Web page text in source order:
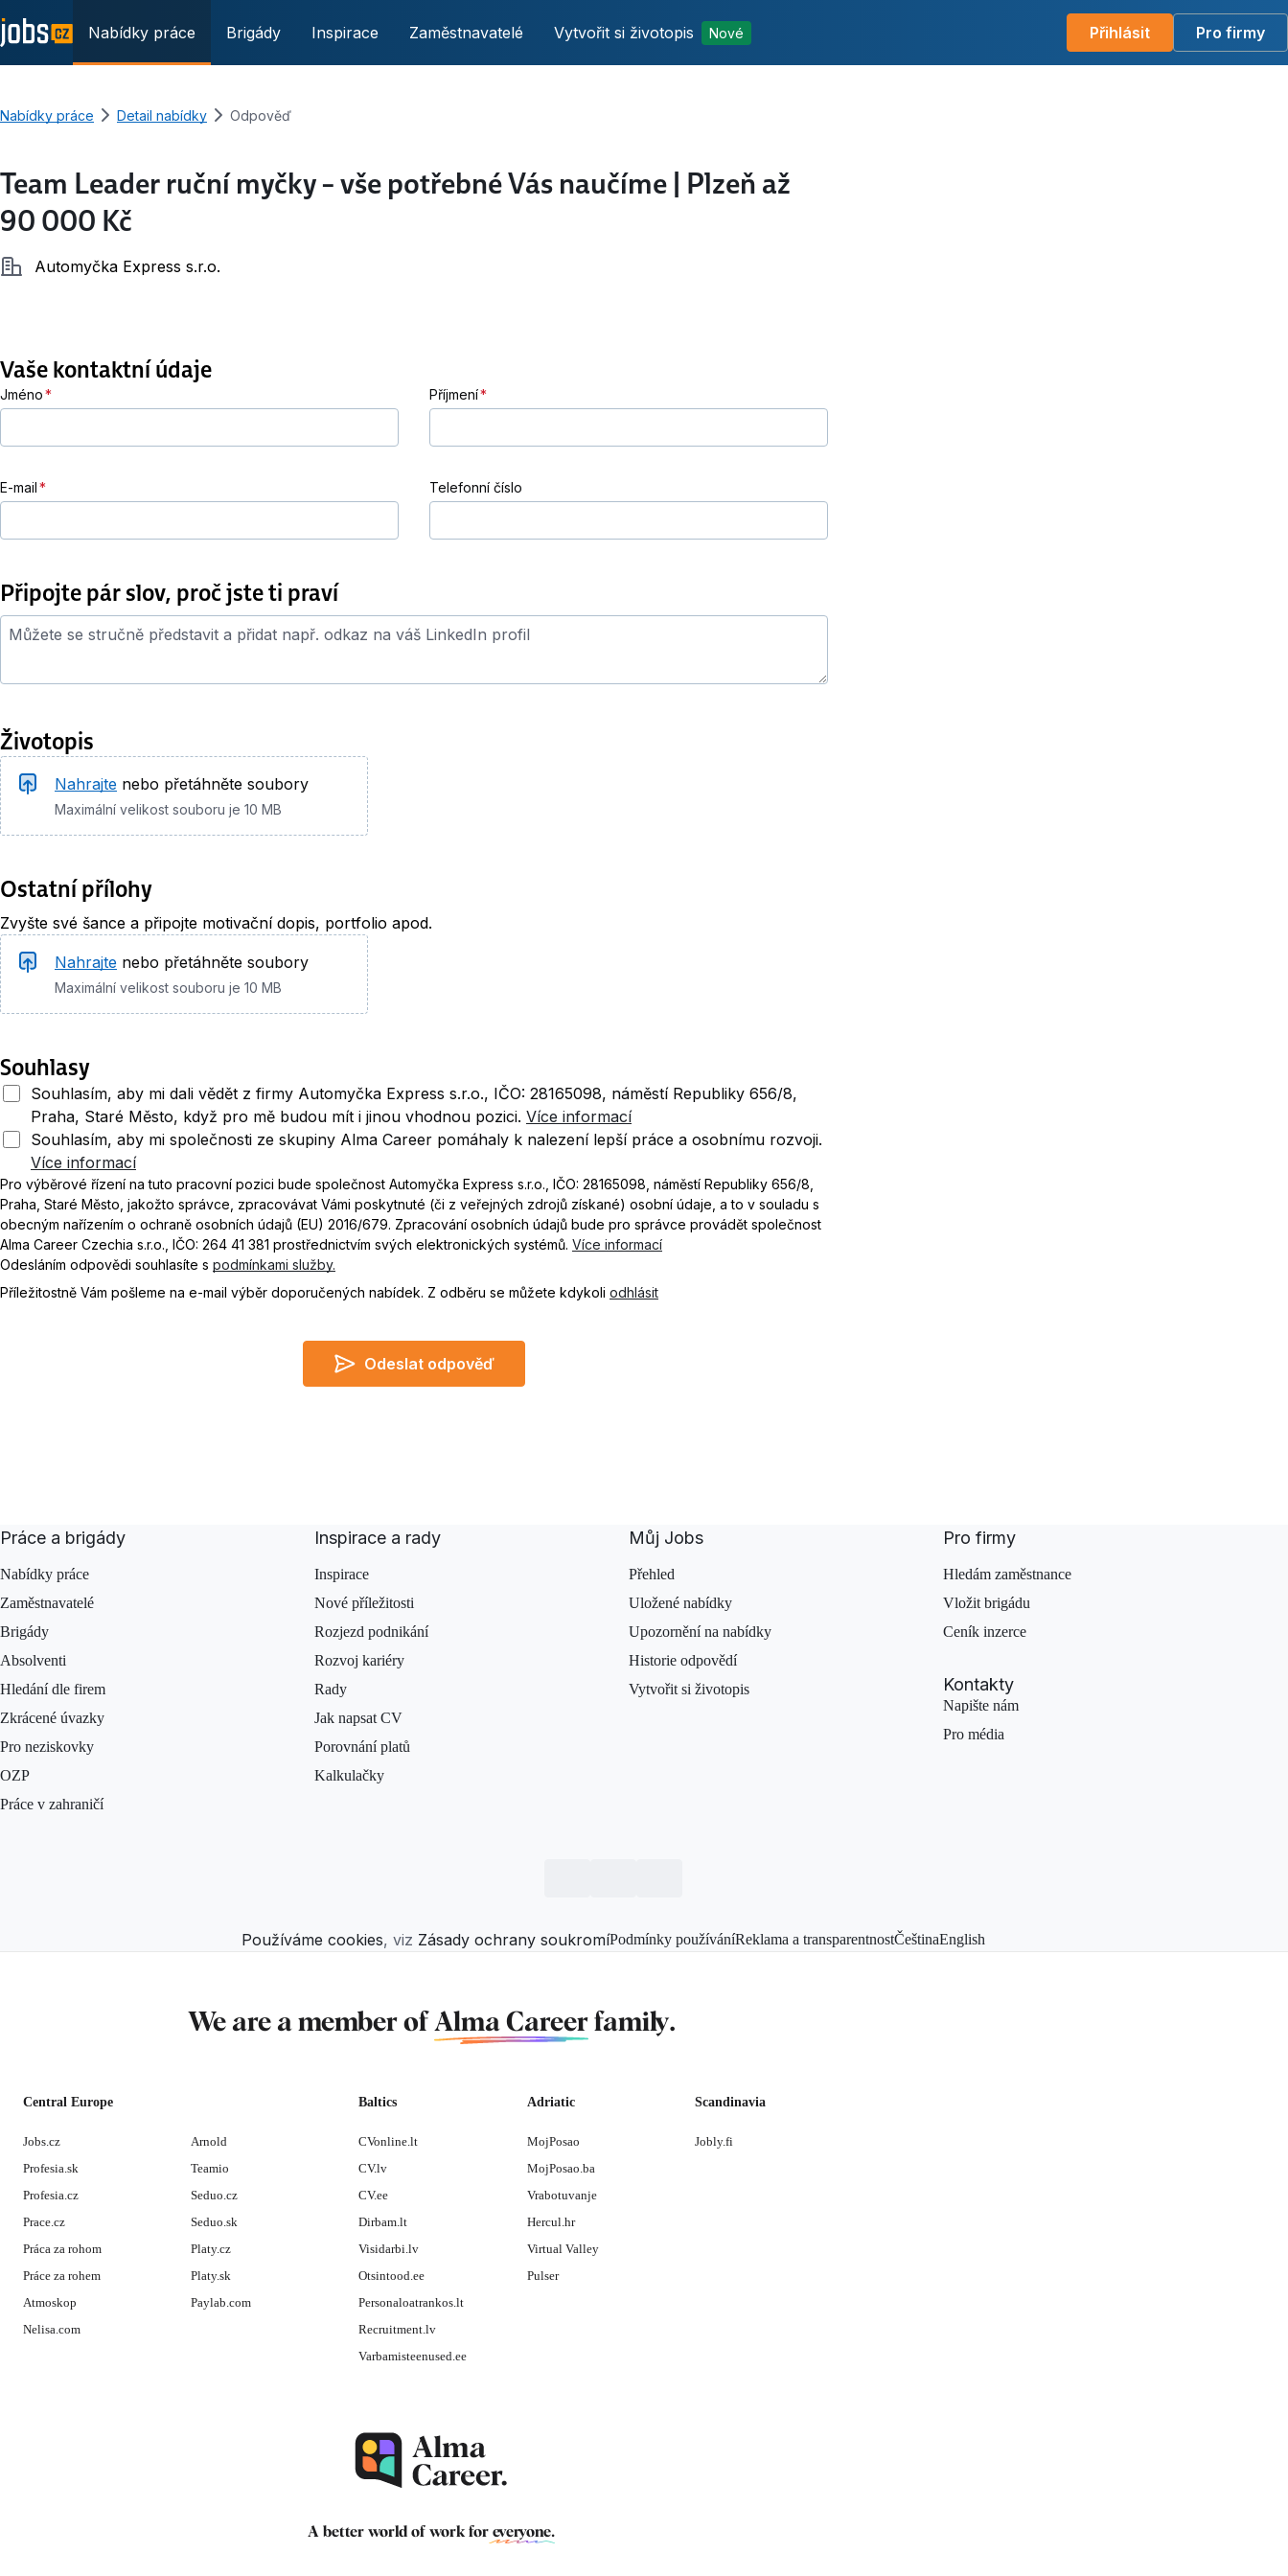
Nabídky práce Brigády Inspirace Zaměstnavatelé Vytvořit si životopis Nové Přihlásit Pro firmy
Nabídky práce Detail nabídky Odpověď
Team Leader ruční myčky – vše potřebné Vás naučíme | Plzeň až
90 000 Kč
SpolečnostAutomyčka Express s.r.o.
Vaše kontaktní údaje
Jméno Příjmení
E-mail Telefonní číslo
Připojte pár slov, proč jste ti praví
Průvodní dopis
Životopis
Životopis
Nahrajte nebo přetáhněte soubory
Maximální velikost souboru je 10 MB
Ostatní přílohy
Zvyšte své šance a připojte motivační dopis, portfolio apod.
Nahrajte nebo přetáhněte soubory
Maximální velikost souboru je 10 MB
Souhlasy
Souhlasím, aby mi dali vědět z firmy Automyčka Express s.r.o., IČO: 28165098, náměstí Republiky 656/8,
Praha, Staré Město, když pro mě budou mít i jinou vhodnou pozici. Více informací
Souhlasím, aby mi společnosti ze skupiny Alma Career pomáhaly k nalezení lepší práce a osobnímu rozvoji.
Více informací
Pro výběrové řízení na tuto pracovní pozici bude společnost Automyčka Express s.r.o., IČO: 28165098, náměstí Republiky 656/8,
Praha, Staré Město, jakožto správce, zpracovávat Vámi poskytnuté (či z veřejných zdrojů získané) osobní údaje, a to v souladu s
obecným nařízením o ochraně osobních údajů (EU) 2016/679. Zpracování osobních údajů bude pro správce provádět společnost
Alma Career Czechia s.r.o., IČO: 264 41 381 prostřednictvím svých elektronických systémů. Více informací
Odesláním odpovědi souhlasíte s podmínkami služby.
Příležitostně Vám pošleme na e-mail výběr doporučených nabídek. Z odběru se můžete kdykoli odhlásit
Odeslat odpověď
Práce a brigády
Nabídky práce
Zaměstnavatelé
Brigády
Absolventi
Hledání dle firem
Zkrácené úvazky
Pro neziskovky
OZP
Práce v zahraničí
Inspirace a rady
Inspirace
Nové příležitosti
Rozjezd podnikání
Rozvoj kariéry
Rady
Jak napsat CV
Porovnání platů
Kalkulačky
Můj Jobs
Přehled
Uložené nabídky
Upozornění na nabídky
Historie odpovědí
Vytvořit si životopis
Pro firmy
Hledám zaměstnance
Vložit brigádu
Ceník inzerce
Kontakty
Napište nám
Pro média
Používáme cookies, viz Zásady ochrany soukromíPodmínky používáníReklama a transparentnostČeštinaEnglish
We are a member of Alma Careerfamily.
Central Europe
Jobs.cz
Profesia.sk
Profesia.cz
Prace.cz
Práca za rohom
Práce za rohem
Atmoskop
Nelisa.com
Arnold
Teamio
Seduo.cz
Seduo.sk
Platy.cz
Platy.sk
Paylab.com
Baltics
CVonline.lt
CV.lv
CV.ee
Dirbam.lt
Visidarbi.lv
Otsintood.ee
Personaloatrankos.lt
Recruitment.lv
Varbamisteenused.ee
Adriatic
MojPosao
MojPosao.ba
Vrabotuvanje
Hercul.hr
Virtual Valley
Pulser
Scandinavia
Jobly.fi
A better world of work for everyone.